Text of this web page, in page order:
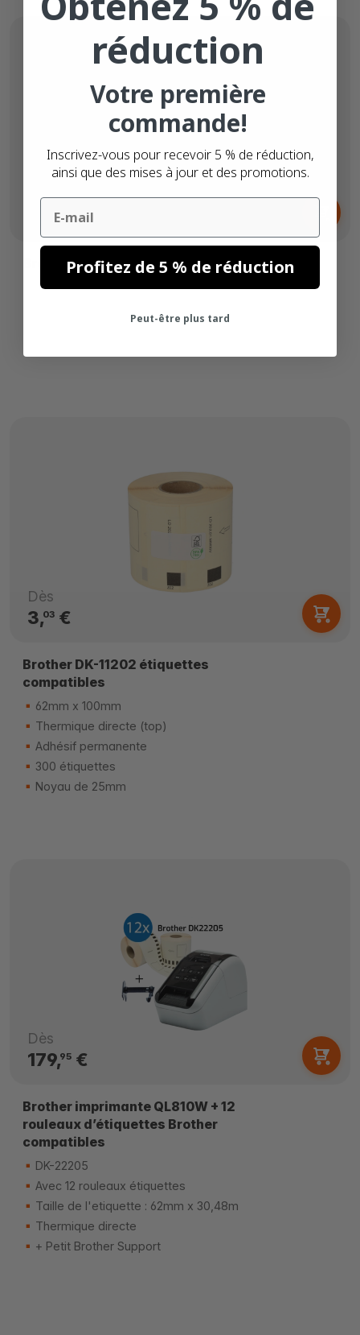
Dès
99€
Brother support petit
Dès
3,03€
Brother DK-11202 étiquettes
compatibles
62mm x 100mm
Thermique directe (top)
Adhésif permanente
300 étiquettes
Noyau de 25mm
Dès
179,95€
Brother imprimante QL810W + 12
rouleaux d’étiquettes Brother
compatibles
DK-22205
Avec 12 rouleaux étiquettes
Taille de l'etiquette : 62mm x 30,48m
Thermique directe
+ Petit Brother Support
réduction
Votre première
commande!
Inscrivez-vous pour recevoir 5 % de réduction,
ainsi que des mises à jour et des promotions.
Email
Profitez de 5 % de réduction
Peut-être plus tard